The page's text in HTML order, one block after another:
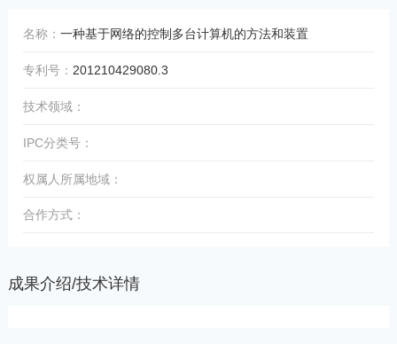
名称：一种基于网络的控制多台计算机的方法和装置
专利号： 201210429080.3
技术领域：
IPC分类号：
权属人所属地域：
合作方式：
成果介绍/技术详情